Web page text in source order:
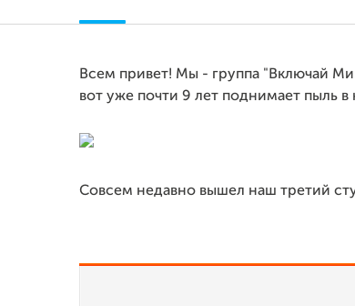
Всем привет! Мы - группа "Включай
вот уже почти 9 лет поднимает пыль в
Совсем недавно вышел наш третий